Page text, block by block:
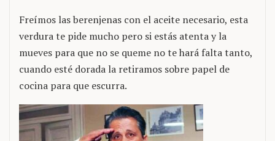
Freímos las berenjenas con el aceite necesario, esta
verdura te pide mucho pero si estás atenta y la
mueves para que no se queme no te hará falta tanto,
cuando esté dorada la retiramos sobre papel de
cocina para que escurra.